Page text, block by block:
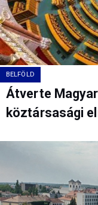
BELFÖLD
Átverte
köztársasági